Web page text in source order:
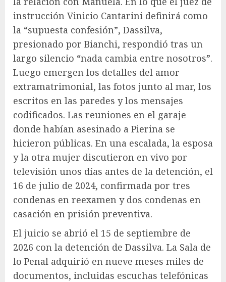
instrucción Vinicio Cantarini definirá como
la “supuesta confesión”, Dassilva,
presionado por Bianchi, respondió tras un
largo silencio “nada cambia entre nosotros”.
Luego emergen los detalles del amor
extramatrimonial, las fotos junto al mar, los
escritos en las paredes y los mensajes
codificados. Las reuniones en el garaje
donde habían asesinado a Pierina se
hicieron públicas. En una escalada, la esposa
y la otra mujer discutieron en vivo por
televisión unos días antes de la detención, el
16 de julio de 2024, confirmada por tres
condenas en reexamen y dos condenas en
casación en prisión preventiva.
El juicio se abrió el 15 de septiembre de
2026 con la detención de Dassilva. La Sala de
lo Penal adquirió en nueve meses miles de
documentos, incluidas escuchas telefónicas